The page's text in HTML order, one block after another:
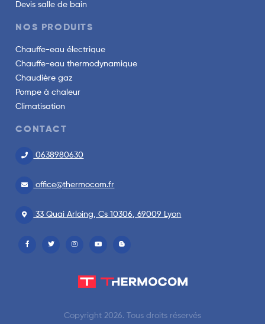
Devis salle de bain
NOS PRODUITS
Chauffe-eau électrique
Chauffe-eau thermodynamique
Chaudière gaz
Pompe à chaleur
Climatisation
CONTACT
0638980630
office@thermocom.fr
33 Quai Arloing, Cs 10306, 69009 Lyon
Copyright 2026. Tous droits réservés